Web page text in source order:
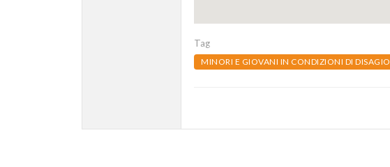
Tag
MINORI E GIOVANI IN CONDIZIONI DI DISAGIO